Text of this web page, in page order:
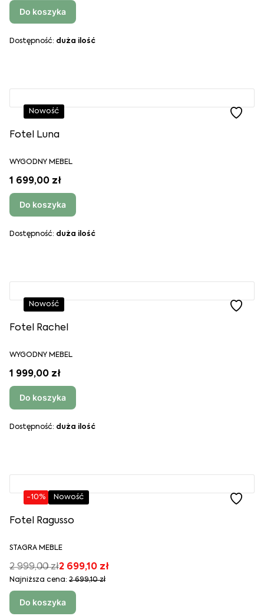
Do koszyka
Dostępność: duża ilość
Nowość
Fotel Luna
WYGODNY MEBEL
1 699,00 zł
Do koszyka
Dostępność: duża ilość
Nowość
Fotel Rachel
WYGODNY MEBEL
1 999,00 zł
Do koszyka
Dostępność: duża ilość
-10% Nowość
Fotel Ragusso
STAGRA MEBLE
2 999,00 zł2 699,10 zł
Najniższa cena: 2 699,10 zł
Do koszyka